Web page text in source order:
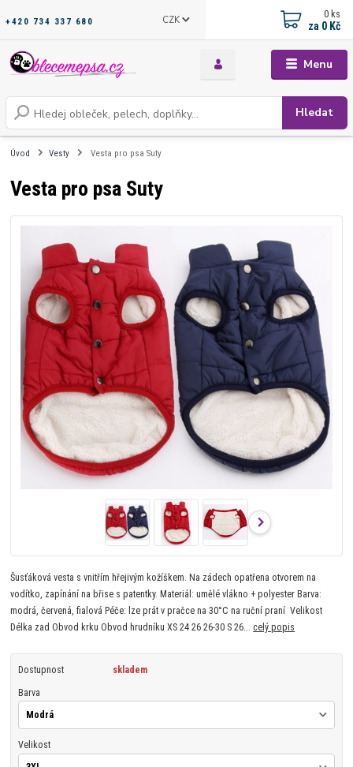
Menu
CZK
Hledat
+420 734 337 680
0 ks
za 0 Kč
Úvod Vesty Vesta pro psa Suty
Vesta pro psa Suty
Šusťáková vesta s vnitřím hřejivým kožíškem. Na zádech opatřena otvorem na
vodítko, zapínání na břise s patentky. Materiál: umělé vlákno + polyester Barva:
modrá, červená, fialová Péče: lze prát v pračce na 30°C na ruční praní Velikost
Délka zad Obvod krku Obvod hrudníku XS 24 26 26-30 S 26...celý popis
Dostupnost skladem
Barva
Velikost